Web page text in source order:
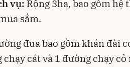
vụ: Rộng 3ha, bao gồm hệ
sắm.
đua bao gồm khán đài
cát và 1 đường chạy cỏ